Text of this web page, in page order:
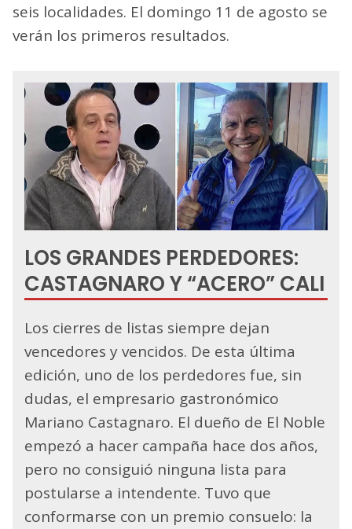
seis localidades. El domingo 11 de agosto se
verán los primeros resultados.
LOS GRANDES PERDEDORES:
CASTAGNARO Y “ACERO” CALI
Los cierres de listas siempre dejan
vencedores y vencidos. De esta última
edición, uno de los perdedores fue, sin
dudas, el empresario gastronómico
Mariano Castagnaro. El dueño de El Noble
empezó a hacer campaña hace dos años,
pero no consiguió ninguna lista para
postularse a intendente. Tuvo que
conformarse con un premio consuelo: la